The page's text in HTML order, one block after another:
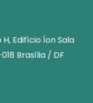
H, Edifício Íon Sala
Brasília / DF